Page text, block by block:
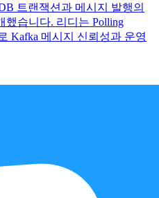
트랜잭션과 메시지 발행의
했습니다. 리디는 Polling
Kafka 메시지 신뢰성과 운영